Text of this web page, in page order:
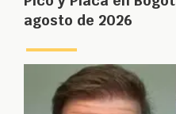
agosto de 2026